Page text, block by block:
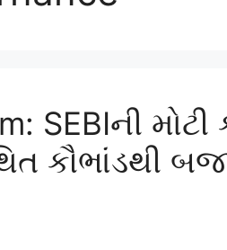
SEBIની મોટી
કૌભાંડથી